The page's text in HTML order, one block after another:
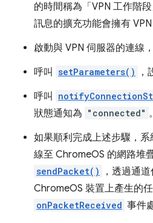
的時間稱為「VPN 工作階
訊息的擴充功能會擁有 VPN
啟動與 VPN 伺服器的連線
呼叫 setParameters()
，
呼叫
狀態通知為 "connected" 。
如果順利完成上述步驟，
線至 ChromeOS 的網路堆
sendPacket()
，透過通
ChromeOS 裝置上產生的
onPacketReceived 事件